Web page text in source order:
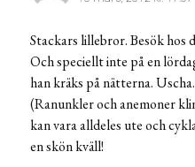
Stackars lillebror. Besök hos
Och speciellt inte på en
han kräks på nätterna.
(Ranunkler och anemoner
kan vara alldeles ute och
en skön kväll!